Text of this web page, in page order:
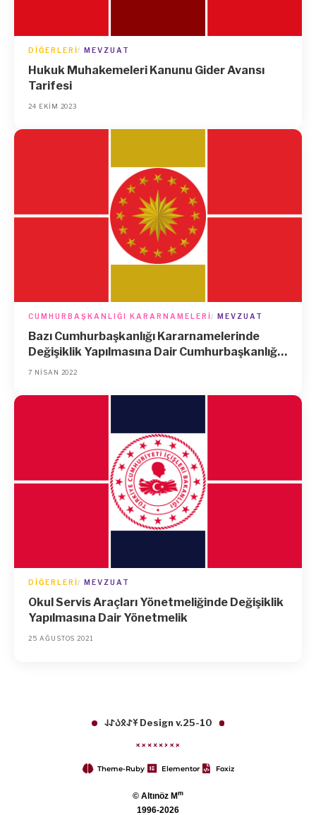
DIĞERLERI MEVZUAT
Hukuk Muhakemeleri Kanunu Gider Avansı
Tarifesi
24 EKIM 2023
CUMHURBAŞKANLIĞI KARARNAMELERI MEVZUAT
Bazı Cumhurbaşkanlığı Kararnamelerinde
Değişiklik Yapılmasına Dair Cumhurbaşkanlığı
Kararnamesi (Kararname Numarası: 98)
7 NISAN 2022
DIĞERLERI MEVZUAT
Okul Servis Araçları Yönetmeliğinde Değişiklik
Yapılmasına Dair Yönetmelik
25 AĞUSTOS 2021
𐱁𐰀𐰋𐰉𐰀𐰞 Design v.25-10
Theme-Ruby Elementor Foxiz
© Altınöz Mm
1996-2026